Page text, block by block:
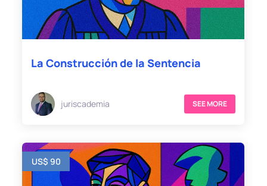
La Construcción de la Sentencia
juriscademia SEE MORE
US$ 90